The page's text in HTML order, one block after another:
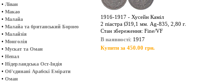
• Ліван
• Макао
• Малайа
• Малайа та британський Борнео
• Малайзія
• Монголія
• Мускат та Оман
• Непал
• Нідерландська Ост-Індія
• Об'єдинані Арабскі Емірати
• Оман
1916-1917 - Хусейн Каміл
2 піастра Ø19,1 мм. Ag-835, 2,80 г.
Стан збереження: Fine/VF
В наявності: 1917
Купити за 450.00 грн.